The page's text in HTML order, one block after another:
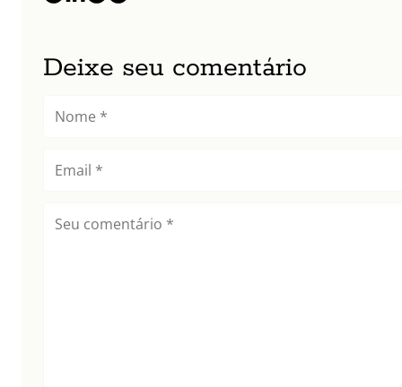
Deixe seu comentário